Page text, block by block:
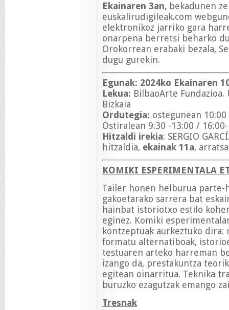
Ekainaren 3an, bekadunen
euskalirudigileak.com
elektronikoz jarriko gara
onarpena berretsi beharko
Orokorrean erabaki bezala,
dugu gurekin.
Egunak: 2024ko Ekainaren
Lekua: BilbaoArte
Bizkaia
Ordutegia: ostegunean
Ostiralean 9:30 -13:00 /
Hitzaldi irekia: SERGIO
hitzaldia, ekainak 11a,
KOMIKI ESPERIMENTALA
Tailer honen helburua
gakoetarako sarrera bat
hainbat istoriotxo estilo
eginez. Komiki
kontzeptuak aurkeztuko
formatu alternatiboak,
testuaren arteko harreman
izango da, prestakuntza
egitean oinarritua. Teknika
buruzko ezagutzak emango
Tresnak